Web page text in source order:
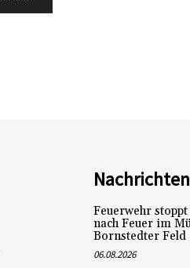
Nachrichten
Feuerwehr
nach Feuer im
Bornstedter Feld
06.08.2026